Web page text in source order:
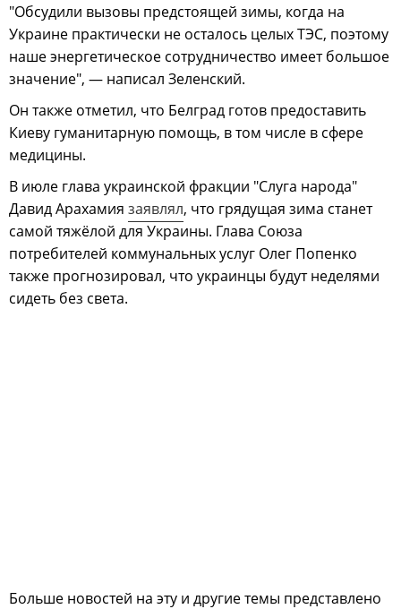
"Обсудили вызовы предстоящей зимы, когда на
Украине практически не осталось целых ТЭС, поэтому
наше энергетическое сотрудничество имеет большое
значение", — написал Зеленский.
Он также отметил, что Белград готов предоставить
Киеву гуманитарную помощь, в том числе в сфере
медицины.
В июле глава украинской фракции "Слуга народа"
Давид Арахамия заявлял, что грядущая зима станет
самой тяжёлой для Украины. Глава Союза
потребителей коммунальных услуг Олег Попенко
также прогнозировал, что украинцы будут неделями
сидеть без света.
Больше новостей на эту и другие темы представлено